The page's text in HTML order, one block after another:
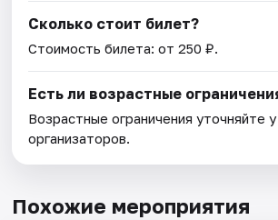
Сколько стоит билет?
Стоимость билета: от 250 ₽.
Есть ли возрастные
Возрастные ограничения уточняйте у
организаторов.
Похожие мероприятия